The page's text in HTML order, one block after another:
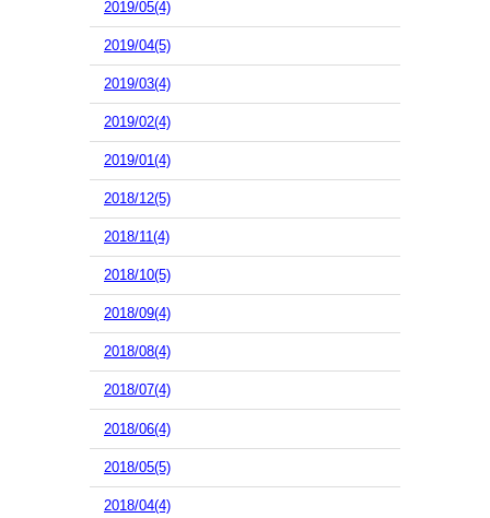
2019/05(4)
2019/04(5)
2019/03(4)
2019/02(4)
2019/01(4)
2018/12(5)
2018/11(4)
2018/10(5)
2018/09(4)
2018/08(4)
2018/07(4)
2018/06(4)
2018/05(5)
2018/04(4)